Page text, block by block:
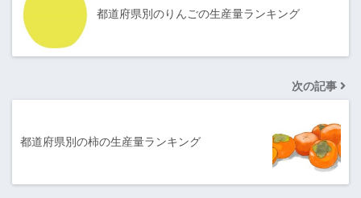
都道府県別のりんごの生産量ランキング
次の記事
都道府県別の柿の生産量ランキング